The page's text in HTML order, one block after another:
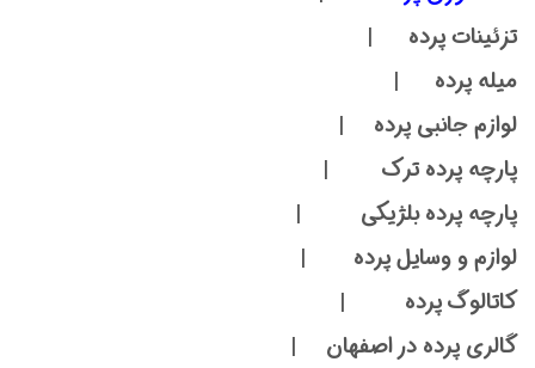
تزئینات پرده |
میله پرده |
لوازم جانبی پرده |
پارچه پرده ترک |
پارچه پرده بلژیکی |
لوازم و وسایل پرده |
کاتالوگ پرده |
گالری پرده در اصفهان |